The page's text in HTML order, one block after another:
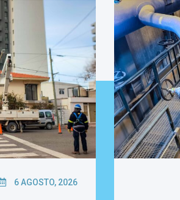
6 AGOSTO, 2026